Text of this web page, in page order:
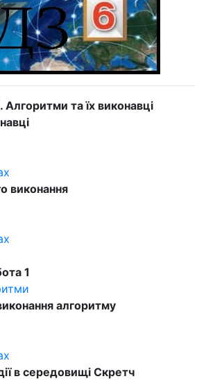
Алгоритми та їх виконавці
виконання
1
алгоритму
в середовищі Скретч